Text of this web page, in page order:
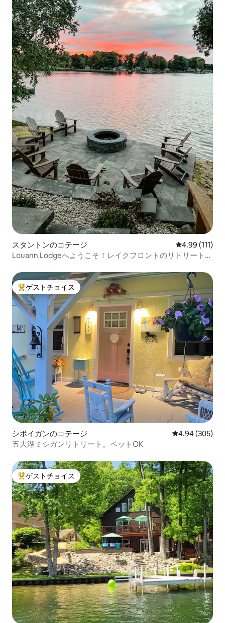
スタントンのコテージ レビュー111
4.99 (111)
Louann Lodgeへようこそ！レイクフロントのリトリートで
大好評のゲストチョイスです。
ゲストチョイス
シボイガンのコテージ レビュー305
4.94 (305)
五大湖ミシガンリトリート。ペットOK
大好評のゲストチョイスです。
ゲストチョイス